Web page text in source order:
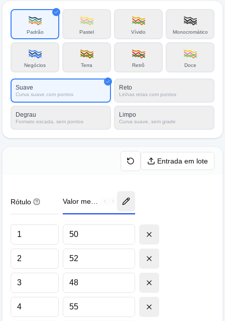
Padrão Pastel Vívido Monocromático
Negócios Terra Retrô Doce
Suave
Curva suave com pontos
Reto
Linhas retas com pontos
Degrau
Formato escada, sem pontos
Limpo
Curva suave, sem grade
Entrada em lote
Rótulo